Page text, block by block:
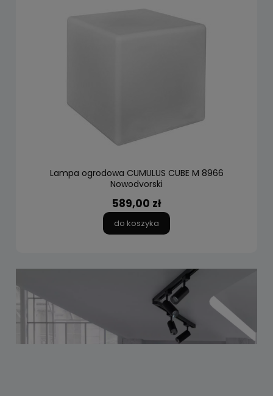
Lampa ogrodowa CUMULUS CUBE M 8966
Nowodvorski
589,00 zł
do koszyka